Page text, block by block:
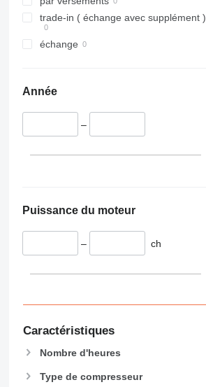
trade-in ( échange avec supplément )
échange
Année
–
Puissance du moteur
– ch
Caractéristiques
Nombre d'heures
Type de compresseur